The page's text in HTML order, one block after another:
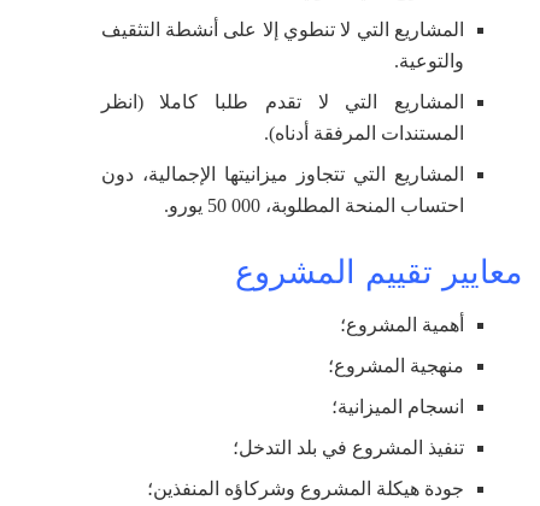
المشاريع التي لا تنطوي إلا على أنشطة التثقيف
والتوعية.
المشاريع التي لا تقدم طلبا كاملا (انظر
المستندات المرفقة أدناه).
المشاريع التي تتجاوز ميزانيتها الإجمالية، دون
احتساب المنحة المطلوبة، 000 50 يورو.
معايير تقييم المشروع
أهمية المشروع؛
منهجية المشروع؛
انسجام الميزانية؛
تنفيذ المشروع في بلد التدخل؛
جودة هيكلة المشروع وشركاؤه المنفذين؛